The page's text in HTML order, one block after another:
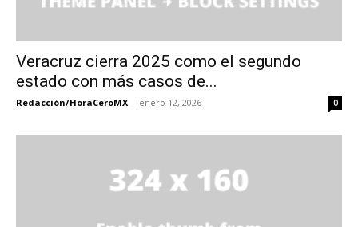
Veracruz cierra 2025 como el segundo
estado con más casos de...
Redacción/HoraCeroMX - enero 12, 2026 0